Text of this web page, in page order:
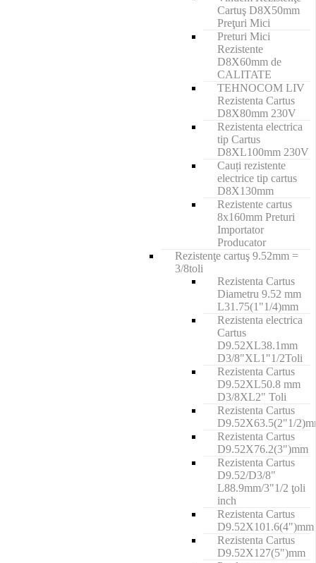
Cartuş D8X50mm
Preţuri Mici
Preturi Mici
Rezistente
D8X60mm de
CALITATE
TEHNOCOM LIV
Rezistenta Cartus
D8X80mm 230V
Rezistenta electrica
tip Cartus
D8XL100mm 230V
Cauți rezistente
electrice tip cartus
D8X130mm
Rezistente cartus
8x160mm Preturi
Importator
Producator
Rezistenţe cartuş 9.52mm =
3/8toli
Rezistenta Cartus
Diametru 9.52 mm
L31.75(1"1/4)mm
Rezistenta electrica
Cartus
D9.52XL38.1mm
D3/8"XL1"1/2Toli
Rezistenta Cartus
D9.52XL50.8 mm
D3/8XL2" Toli
Rezistenta Cartus
D9.52X63.5(2"1/
Rezistenta Cartus
D9.52X76.2(3")mm
Rezistenta Cartus
D9.52/D3/8"
L88.9mm/3"1/2 ţoli
inch
Rezistenta Cartus
D9.52X101.6(4")mm
Rezistenta Cartus
D9.52X127(5")mm